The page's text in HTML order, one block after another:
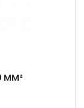
MM²